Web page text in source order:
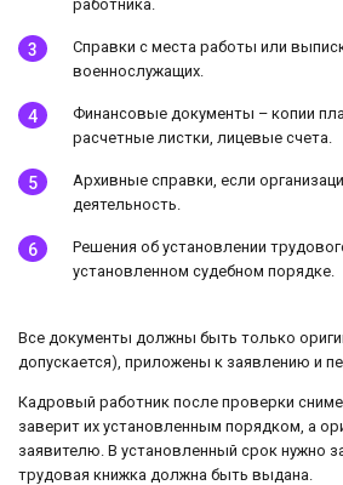
работника.
Справки с места работы или
военнослужащих.
Финансовые документы – копии
расчетные листки, лицевые счета.
Архивные справки, если
деятельность.
Решения об установлении
установленном судебном порядке.
Все документы должны быть только
допускается), приложены к заявлению и
Кадровый работник после проверки
заверит их установленным порядком, а
заявителю. В установленный срок нужно
трудовая книжка должна быть выдана.